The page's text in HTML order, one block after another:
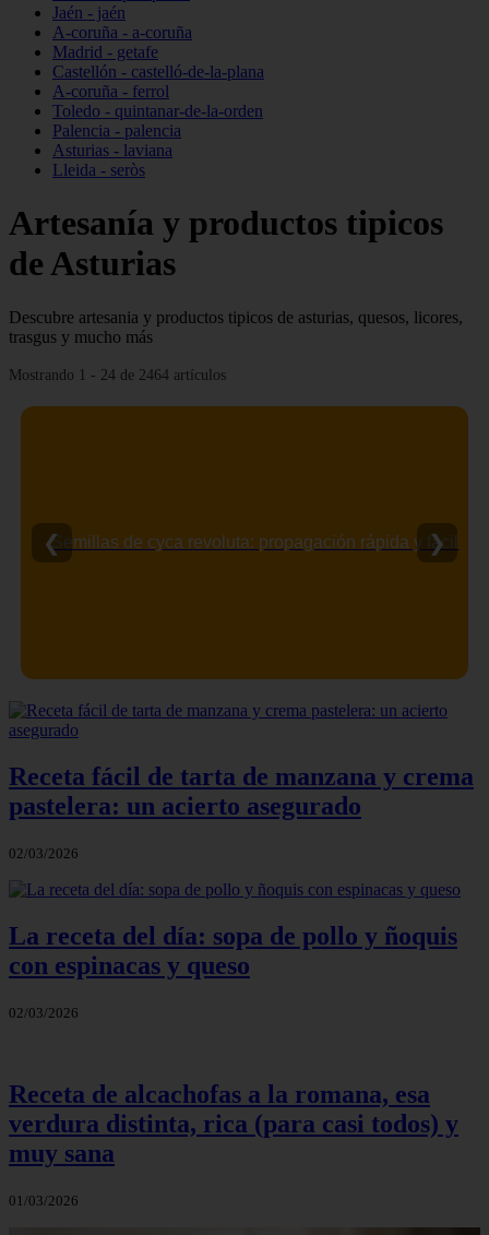
Jaén - jaén
A-coruña - a-coruña
Madrid - getafe
Castellón - castelló-de-la-plana
A-coruña - ferrol
Toledo - quintanar-de-la-orden
Palencia - palencia
Asturias - laviana
Lleida - seròs
Artesanía y productos tipicos
de Asturias
Descubre artesania y productos tipicos de asturias, quesos, licores,
trasgus y mucho más
Mostrando 1 - 24 de 2464 artículos
Semillas de cyca revoluta: propagación rápida y fácil
❮ ❯
Receta fácil de tarta de manzana y crema
pastelera: un acierto asegurado
02/03/2026
La receta del día: sopa de pollo y ñoquis
con espinacas y queso
02/03/2026
Receta de alcachofas a la romana, esa
verdura distinta, rica (para casi todos) y
muy sana
01/03/2026